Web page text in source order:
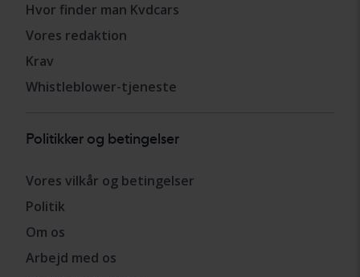
Hvor finder man Kvdcars
Vores redaktion
Krav
Whistleblower-tjeneste
Politikker og betingelser
Vores vilkår og betingelser
Politik
Om os
Arbejd med os